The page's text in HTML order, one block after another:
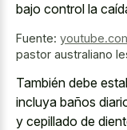
bajo control la
Fuente:
pastor australiano
También debe
incluya baños
y cepillado de